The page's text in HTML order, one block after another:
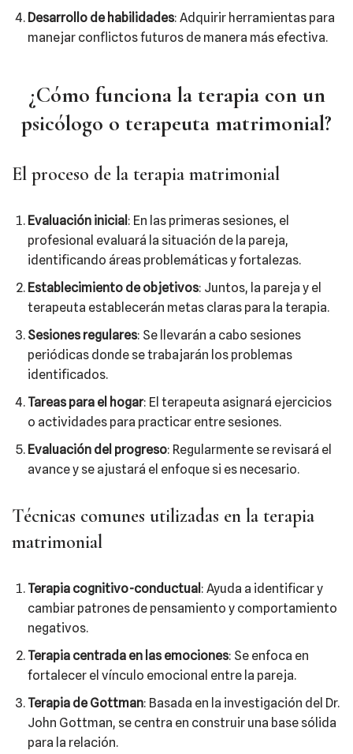
Desarrollo de habilidades: Adquirir herramientas para
manejar conflictos futuros de manera más efectiva.
¿Cómo funciona la terapia con un
psicólogo o terapeuta matrimonial?
El proceso de la terapia matrimonial
Evaluación inicial : En las primeras sesiones, el
profesional evaluará la situación de la pareja,
identificando áreas problemáticas y fortalezas.
Establecimiento de objetivos: Juntos, la pareja y el
terapeuta establecerán metas claras para la terapia.
Sesiones regulares: Se llevarán a cabo sesiones
periódicas donde se trabajarán los problemas
identificados.
Tareas para el hogar: El terapeuta asignará ejercicios
o actividades para practicar entre sesiones.
Evaluación del progreso: Regularmente se revisará el
avance y se ajustará el enfoque si es necesario.
Técnicas comunes utilizadas en la terapia
matrimonial
Terapia cognitivo-conductual : Ayuda a identificar y
cambiar patrones de pensamiento y comportamiento
negativos.
Terapia centrada en las emociones: Se enfoca en
fortalecer el vínculo emocional entre la pareja.
Terapia de Gottman: Basada en la investigación del Dr.
John Gottman, se centra en construir una base sólida
para la relación.